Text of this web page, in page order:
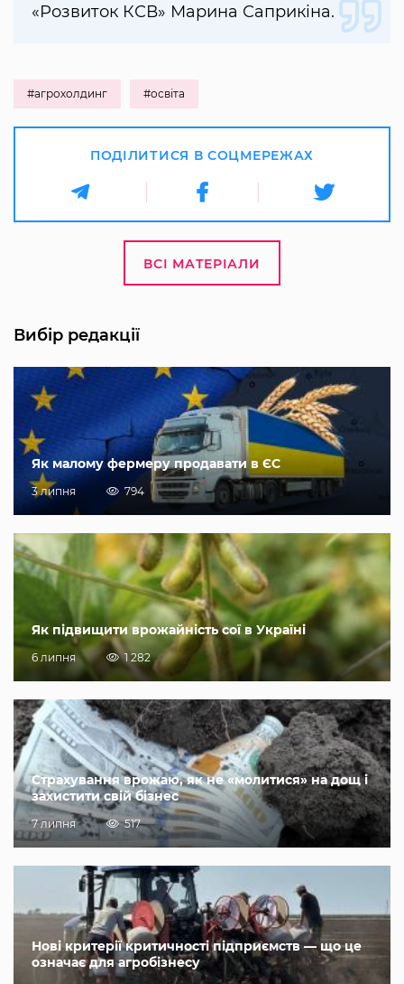
«Розвиток КСВ» Марина Саприкіна.
#агрохолдинг #освіта
ПОДІЛИТИСЯ В СОЦМЕРЕЖАХ
ВСІ МАТЕРІАЛИ
Вибір редакції
Як малому фермеру продавати в ЄС
3 липня 794
Як підвищити врожайність сої в Україні
6 липня 1 282
Страхування врожаю, як не «молитися» на дощ і
захистити свій бізнес
7 липня 517
Нові критерії критичності підприємств — що це
означає для агробізнесу